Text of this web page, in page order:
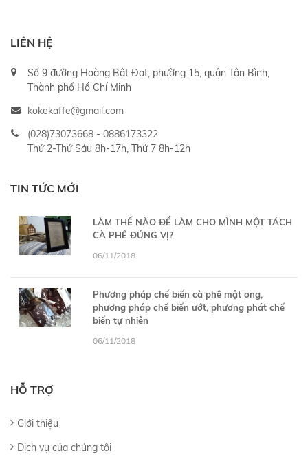
LIÊN HỆ
Số 9 đường Hoàng Bật Đạt, phường 15, quận Tân Bình,
Thành phố Hồ Chí Minh
kokekaffe@gmail.com
(028)73073668 - 0886173322
Thứ 2-Thứ Sáu 8h-17h, Thứ 7 8h-12h
TIN TỨC MỚI
LÀM THẾ NÀO ĐỂ LÀM CHO MÌNH MỘT TÁCH
CÀ PHÊ ĐÚNG VỊ?
06/11/2018
Phương pháp chế biến cà phê mật ong,
phương pháp chế biến ướt, phương phát chế
biến tự nhiên
06/11/2018
HỖ TRỢ
Giới thiệu
Dịch vụ của chúng tôi